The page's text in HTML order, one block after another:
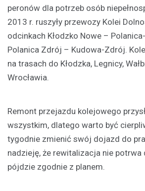
peronów dla potrzeb osób
2013 r. ruszyły przewozy Kolei
odcinkach Kłodzko Nowe –
Polanica Zdrój – Kudowa-Zdrój.
na trasach do Kłodzka, Legnicy,
Wrocławia.
Remont przejazdu kolejowego
wszystkim, dlatego warto być
tygodnie zmienić swój dojazd do
nadzieję, że rewitalizacja nie potrwa
pójdzie zgodnie z planem.